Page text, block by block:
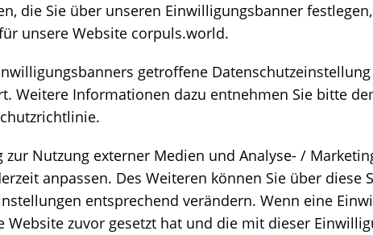
die Sie über unseren Einwilligungsbanner
unsere Website corpuls.world.
getroffene
Weitere Informationen dazu entnehmen Sie bitte
zur Nutzung externer Medien und Analyse- /
anpassen. Des Weiteren können Sie über
entsprechend verändern. Wenn eine
Website zuvor gesetzt hat und die mit dieser